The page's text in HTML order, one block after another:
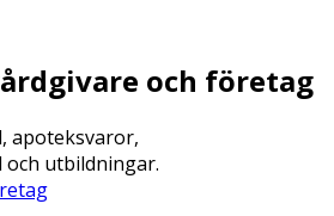
och företag
apoteksvaror,
utbildningar.